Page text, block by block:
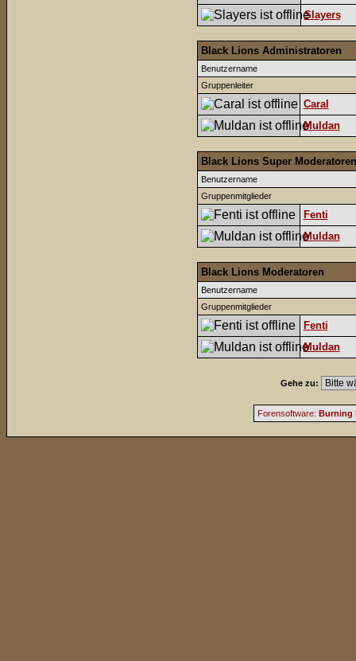
Slayers
Black Lions Administratoren
Benutzername
Gruppenleiter
Caral
Muldan
Black Lions Super Moderatoren
Benutzername
Gruppenmitglieder
Fenti
Muldan
Black Lions Moderatoren
Benutzername
Gruppenmitglieder
Fenti
Muldan
Gehe zu:
Forensoftware: Burning